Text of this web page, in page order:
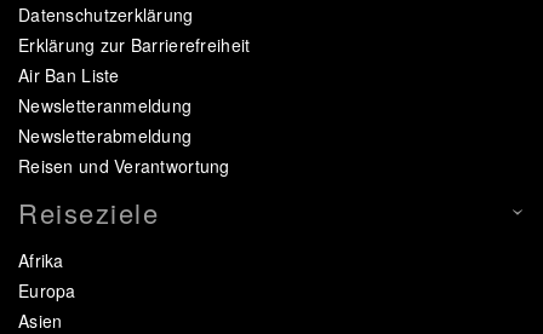
Datenschutzerklärung
Erklärung zur Barrierefreiheit
Air Ban Liste
Newsletteranmeldung
Newsletterabmeldung
Reisen und Verantwortung
Reiseziele
Afrika
Europa
Asien